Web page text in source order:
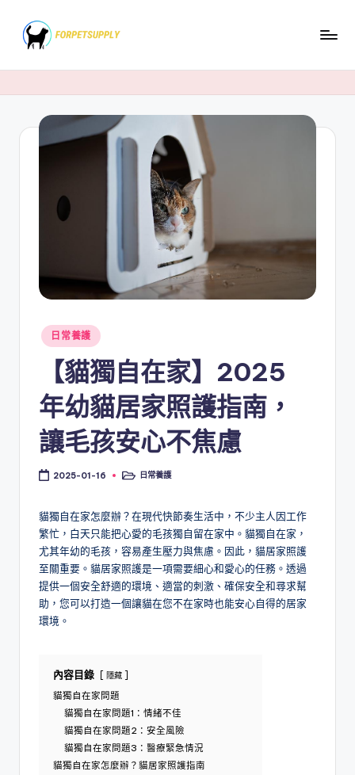
content
Posted
in
日常養護
【貓獨自在家】2025
年幼貓居家照護指南，
讓毛孩安心不焦慮
2025-01-16
Posted日常養護
貓獨自在家怎麼辦？在現代快節奏生活中，不少主人因工作
繁忙，白天只能把心愛的毛孩獨自留在家中。貓獨自在家，
尤其年幼的毛孩，容易產生壓力與焦慮。因此，貓居家照護
至關重要。貓居家照護是一項需要細心和愛心的任務。透過
提供一個安全舒適的環境、適當的刺激、確保安全和尋求幫
助，您可以打造一個讓貓在您不在家時也能安心自得的居家
環境。
內容目錄 隱藏
貓獨自在家問題
貓獨自在家問題1：情緒不佳
貓獨自在家問題2：安全風險
貓獨自在家問題3：醫療緊急情況
貓獨自在家怎麼辦？貓居家照護指南